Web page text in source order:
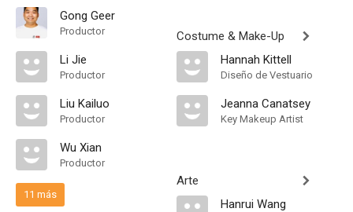
Gong Geer
Productor
Li Jie
Productor
Liu Kailuo
Productor
Wu Xian
Productor
11 más
Costume & Make-Up
Hannah Kittell
Diseño de Vestuario
Jeanna Canatsey
Key Makeup Artist
Arte
Hanrui Wang